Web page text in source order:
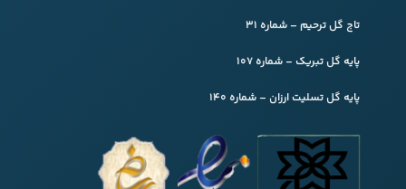
تاج گل ترحیم – شماره 31
پایه گل تبریک – شماره 107
پایه گل تسلیت ارزان – شماره 140